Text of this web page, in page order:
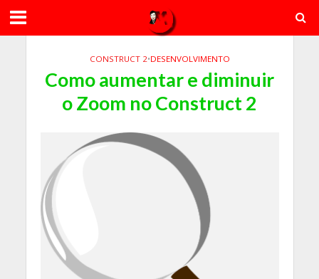
CONSTRUCT 2•DESENVOLVIMENTO
Como aumentar e diminuir
o Zoom no Construct 2